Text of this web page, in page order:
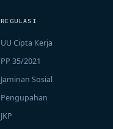
REGULASI
UU Cipta Kerja
PP 35/2021
Jaminan Sosial
Pengupahan
JKP